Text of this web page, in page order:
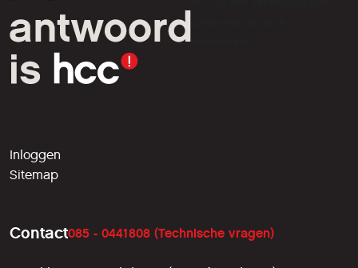
liefhebbers.
Inloggen
Sitemap
Contact085 - 0441808 (Technische vragen)